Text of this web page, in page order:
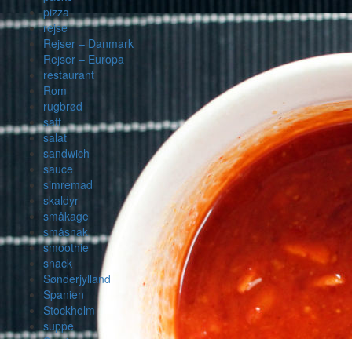
pizza
rejse
Rejser – Danmark
Rejser – Europa
restaurant
Rom
rugbrød
saft
salat
sandwich
sauce
simremad
skaldyr
småkage
småsnak
smoothie
snack
Sønderjylland
Spanien
Stockholm
suppe